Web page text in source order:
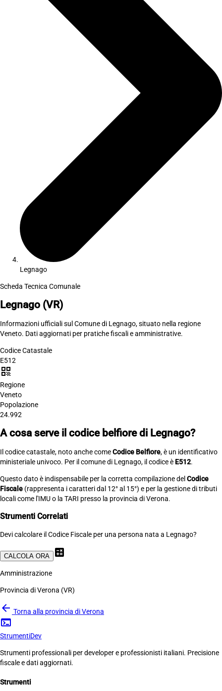
Legnago
Scheda Tecnica Comunale
Legnago (VR)
Informazioni ufficiali sul Comune di Legnago, situato nella regione
Veneto. Dati aggiornati per pratiche fiscali e amministrative.
Codice Catastale
E512
qr_code
Regione
Veneto
Popolazione
24.992
A cosa serve il codice belfiore di Legnago?
Il codice catastale, noto anche comeCodice Belfiore, è un identificativo
ministeriale univoco. Per il comune di Legnago, il codice è E512.
Questo dato è indispensabile per la corretta compilazione del Codice
Fiscale (rappresenta i caratteri dal 12° al 15°) e per la gestione di tributi
locali come l'IMU o la TARI presso la provincia di Verona.
Strumenti Correlati
Devi calcolare il Codice Fiscale per una persona nata a Legnago?
CALCOLA ORA calculate
Amministrazione
Provincia di Verona (VR)
arrow_back Torna alla provincia di Verona
terminal
StrumentiDev
Strumenti professionali per developer e professionisti italiani. Precisione
fiscale e dati aggiornati.
Strumenti